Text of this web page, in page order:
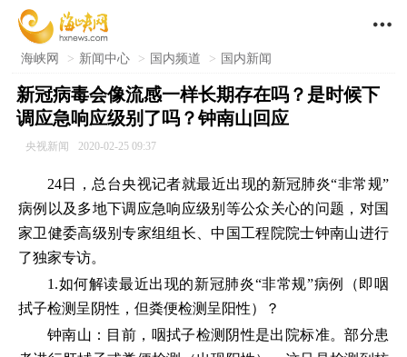

海峡网 > 新闻中心 > 国内频道 > 国内新闻
新冠病毒会像流感一样长期存在吗？是时候下
调应急响应级别了吗？钟南山回应
央视新闻 2020-02-25 09:37
24日，总台央视记者就最近出现的新冠肺炎“非常规”
病例以及多地下调应急响应级别等公众关心的问题，对国
家卫健委高级别专家组组长、中国工程院院士钟南山进行
了独家专访。
1.如何解读最近出现的新冠肺炎“非常规”病例（即咽
拭子检测呈阴性，但粪便检测呈阳性）？
钟南山：目前，咽拭子检测阴性是出院标准。部分患